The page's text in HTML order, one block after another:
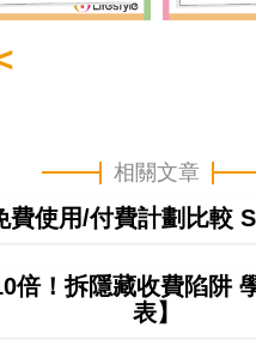
相關文章
費使用/付費計劃比較
倍！拆隱藏收費陷阱
表】